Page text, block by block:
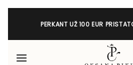
Skip
PERKANT UŽ 100 EUR